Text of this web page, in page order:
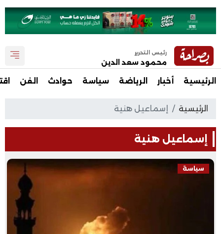
رئيس التحرير
محمود سعد الدين
الرئيسية أخبار الرياضة سياسة حوادث الفن
الرئيسية إسماعيل هنية
إسماعيل هنية
سياسة